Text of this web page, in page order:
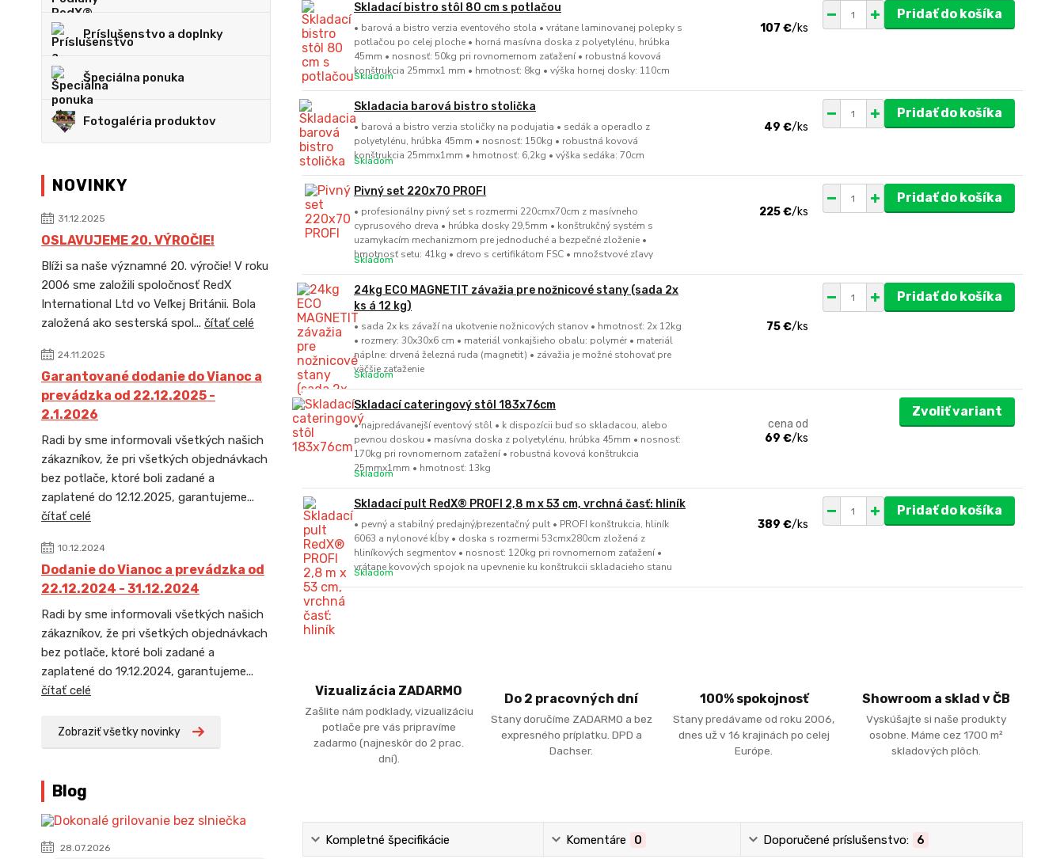
Príslušenstvo a doplnky
Špeciálna ponuka
Fotogaléria produktov
NOVINKY
31.12.2025
OSLAVUJEME 20. VÝROČIE!
Blíži sa naše významné 20. výročie! V roku
2006 sme založili spoločnosť RedX
International Ltd vo Veľkej Británii. Bola
založená ako sesterská spol... čítať celé
24.11.2025
Garantované dodanie do Vianoc a
prevádzka od 22.12.2025 -
2.1.2026
Radi by sme informovali všetkých našich
zákazníkov, že pri všetkých objednávkach
bez potlače, ktoré boli zadané a
zaplatené do 12.12.2025, garantujeme...
čítať celé
10.12.2024
Dodanie do Vianoc a prevádzka od
22.12.2024 - 31.12.2024
Radi by sme informovali všetkých našich
zákazníkov, že pri všetkých objednávkach
bez potlače, ktoré boli zadané a
zaplatené do 19.12.2024, garantujeme...
čítať celé
Zobraziť všetky novinky
Blog
28.07.2026
Skladací bistro stôl 80 cm s potlačou
• barová a bistro verzia eventového stola • vrátane laminovanej polepky s
potlačou po celej ploche • horná masívna doska z polyetylénu, hrúbka
45mm • nosnosť: 50kg pri rovnomernom zaťažení • robustná kovová
konštrukcia 25mmx1 mm • hmotnosť: 8kg • výška hornej dosky: 110cm
107 €/ks
Skladom
Pridať do košíka
Skladacia barová bistro stolička
• barová a bistro verzia stoličky na podujatia • sedák a operadlo z
polyetylénu, hrúbka 45mm • nosnosť: 150kg • robustná kovová
konštrukcia 25mmx1mm • hmotnosť: 6,2kg • výška sedáka: 70cm
49 €/ks
Skladom
Pridať do košíka
Pivný set 220x70 PROFI
• profesionálny pivný set s rozmermi 220cmx70cm z masívneho
cyprusového dreva • hrúbka dosky 29,5mm • konštrukčný systém s
uzamykacím mechanizmom pre jednoduché a bezpečné zloženie •
hmotnosť setu: 41kg • drevo s certifikátom FSC • množstvové zľavy
225 €/ks
Skladom
Pridať do košíka
24kg ECO MAGNETIT závažia pre nožnicové stany (sada 2x
ks á 12 kg)
• sada 2x ks závaží na ukotvenie nožnicových stanov • hmotnosť: 2x 12kg
• rozmery: 30x30x6 cm • materiál vonkajšieho obalu: polymér • materiál
náplne: drvená železná ruda (magnetit) • závažia je možné stohovať pre
väčšie zaťaženie
75 €/ks
Skladom
Pridať do košíka
Skladací cateringový stôl 183x76cm
• najpredávanejší eventový stôl • k dispozícii buď so skladacou, alebo
pevnou doskou • masívna doska z polyetylénu, hrúbka 45mm • nosnosť:
170kg pri rovnomernom zaťažení • robustná kovová konštrukcia
25mmx1mm • hmotnosť: 13kg
cena od
69 €/ks
Skladom
Zvoliť variant
Skladací pult RedX® PROFI 2,8 m x 53 cm, vrchná časť: hliník
• pevný a stabilný predajný/prezentačný pult • PROFI konštrukcia, hliník
6063 a nylonové kĺby • doska s rozmermi 53cmx280cm zložená z
hliníkových segmentov • nosnosť: 120kg pri rovnomernom zaťažení •
vrátane kovových spojok na upevnenie ku konštrukcii skladacieho stanu
389 €/ks
Skladom
Pridať do košíka
Vizualizácia ZADARMO
Zašlite nám podklady, vizualizáciu
potlače pre vás pripravíme
zadarmo (najneskôr do 2 prac.
dní).
Do 2 pracovných dní
Stany doručíme ZADARMO a bez
expresného príplatku. DPD a
Dachser.
100% spokojnosť
Stany predávame od roku 2006,
dnes už v 16 krajinách po celej
Európe.
Showroom a sklad v ČB
Vyskúšajte si naše produkty
osobne. Máme cez 1700 m²
skladových plôch.
Kompletné špecifikácie Komentáre 0 Doporučené príslušenstvo: 6